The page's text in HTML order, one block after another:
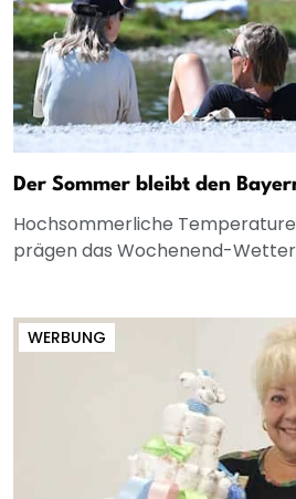
Der Sommer bleibt den
Hochsommerliche
prägen das Wochenend-
WERBUNG